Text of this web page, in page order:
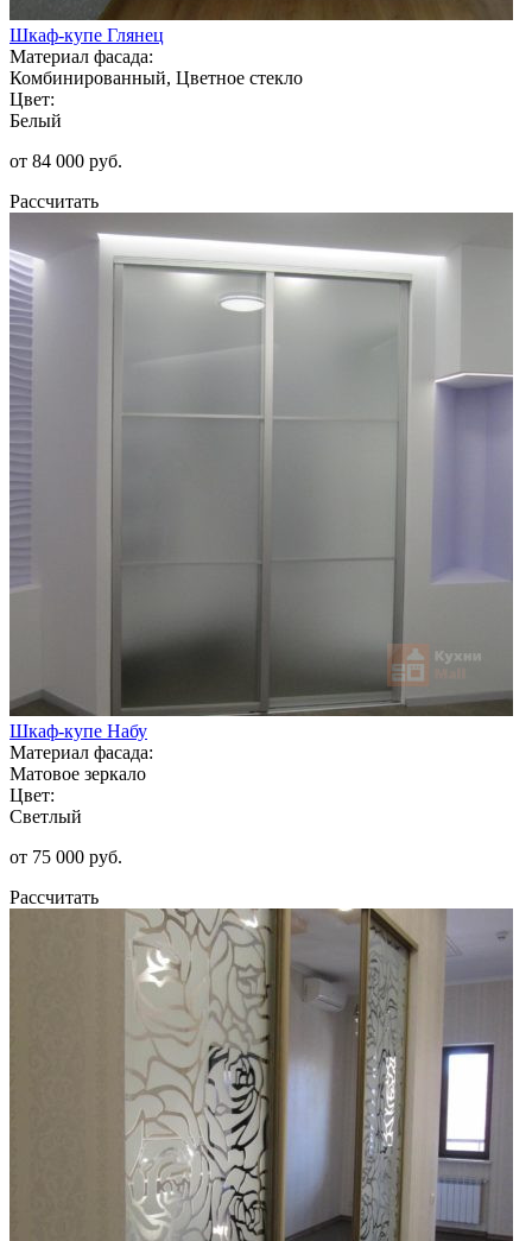
Шкаф-купе Глянец
Материал фасада:
Комбинированный, Цветное стекло
Цвет:
Белый
от 84 000 руб.
Рассчитать
Шкаф-купе Набу
Материал фасада:
Матовое зеркало
Цвет:
Светлый
от 75 000 руб.
Рассчитать